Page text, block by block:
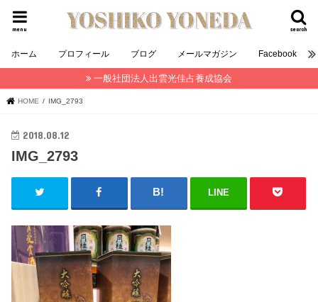
search
menu
ホーム プロフィール ブログ メールマガジン Facebook
一般社団法人出雲光佳占養成協会
HOME IMG_2793
2018.08.12
IMG_2793
LINE